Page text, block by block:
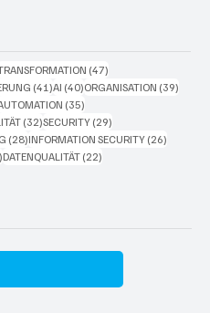
Beiträge (47)
(41)41 Beiträge
AI (40)40 Beiträge
ORGANISATION (39)
Beiträge (35)
(32)32 Beiträge
SECURITY (29)
(28)28 Beiträge
INFORMATION SECURITY (26)
22 Beiträge
DATENQUALITÄT (22)